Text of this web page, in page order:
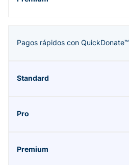
Pagos rápidos con QuickDonate™